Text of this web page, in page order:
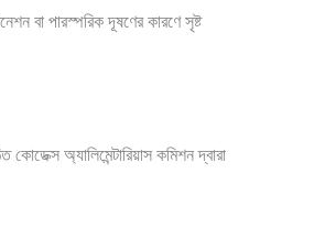
বা পারস্পরিক দূষণের কারণে সৃষ্ট
অ্যালিমেন্টারিয়াস কমিশন দ্বারা